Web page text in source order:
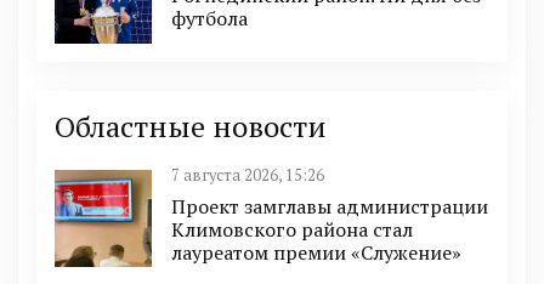
футбола
Областные новости
7 августа 2026, 15:26
Проект замглавы администрации
Климовского района стал
лауреатом премии «Служение»